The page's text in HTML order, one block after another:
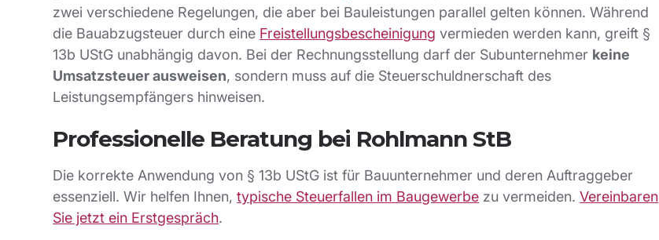
zwei verschiedene Regelungen, die aber bei Bauleistungen parallel gelten können. Während
die Bauabzugsteuer durch eine Freistellungsbescheinigung vermieden werden kann, greift §
13b UStG unabhängig davon. Bei der Rechnungsstellung darf der Subunternehmer keine
Umsatzsteuer ausweisen, sondern muss auf die Steuerschuldnerschaft des
Leistungsempfängers hinweisen.
Professionelle Beratung bei Rohlmann StB
Die korrekte Anwendung von § 13b UStG ist für Bauunternehmer und deren Auftraggeber
essenziell. Wir helfen Ihnen,typische Steuerfallen im Baugewerbe zu vermeiden.Vereinbaren
Sie jetzt ein Erstgespräch.